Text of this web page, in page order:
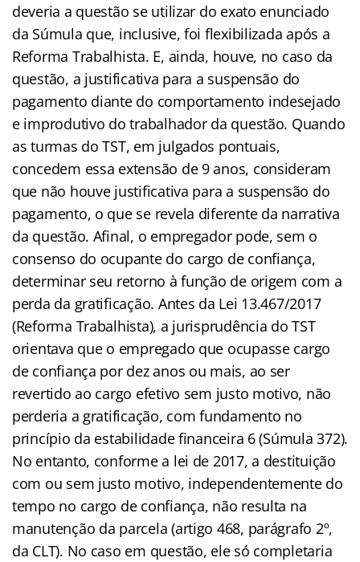
deveria a questão se utilizar do exato enunciado
da Súmula que, inclusive, foi flexibilizada após a
Reforma Trabalhista. E, ainda, houve, no caso da
questão, a justificativa para a suspensão do
pagamento diante do comportamento indesejado
e improdutivo do trabalhador da questão. Quando
as turmas do TST, em julgados pontuais,
concedem essa extensão de 9 anos, consideram
que não houve justificativa para a suspensão do
pagamento, o que se revela diferente da narrativa
da questão. Afinal, o empregador pode, sem o
consenso do ocupante do cargo de confiança,
determinar seu retorno à função de origem com a
perda da gratificação. Antes da Lei 13.467/2017
(Reforma Trabalhista), a jurisprudência do TST
orientava que o empregado que ocupasse cargo
de confiança por dez anos ou mais, ao ser
revertido ao cargo efetivo sem justo motivo, não
perderia a gratificação, com fundamento no
princípio da estabilidade financeira 6 (Súmula 372).
No entanto, conforme a lei de 2017, a destituição
com ou sem justo motivo, independentemente do
tempo no cargo de confiança, não resulta na
manutenção da parcela (artigo 468, parágrafo 2º,
da CLT). No caso em questão, ele só completaria